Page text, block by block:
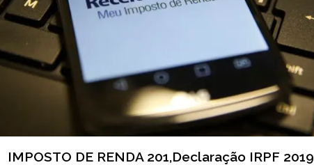
IMPOSTO DE RENDA 201,Declaração IRPF 2019